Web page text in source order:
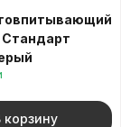
корзину